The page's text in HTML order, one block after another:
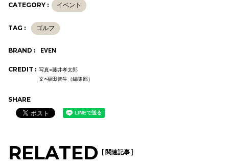
CATEGORY : イベント
TAG : ゴルフ
BRAND : EVEN
CREDIT : 写真○藤井孝太郎
文○福田智生（編集部）
SHARE
RELATED [ 関連記事 ]